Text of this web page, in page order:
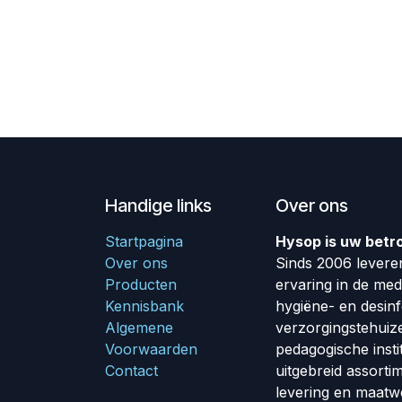
Handige links
Startpagina
Over ons
Producten
Kennisbank
Algemene
Voorwaarden
Contact
Over ons
Hysop is uw
Sinds 2006
ervaring in de
hygiëne- en
pedagogische
uitgebreid
levering en